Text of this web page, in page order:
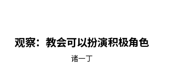
观察：教会可以扮演积极角色
诸一丁